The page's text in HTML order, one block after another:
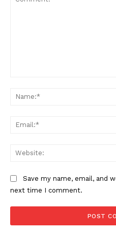
Save my name, email, and
next time I comment.